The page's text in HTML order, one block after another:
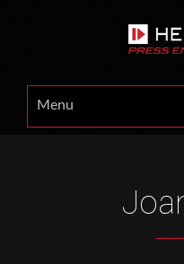
Menu